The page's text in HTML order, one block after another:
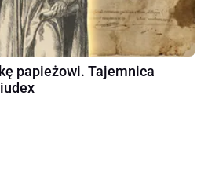
papieżowi. Tajemnica